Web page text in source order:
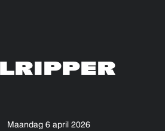
maandag 6 april 2026